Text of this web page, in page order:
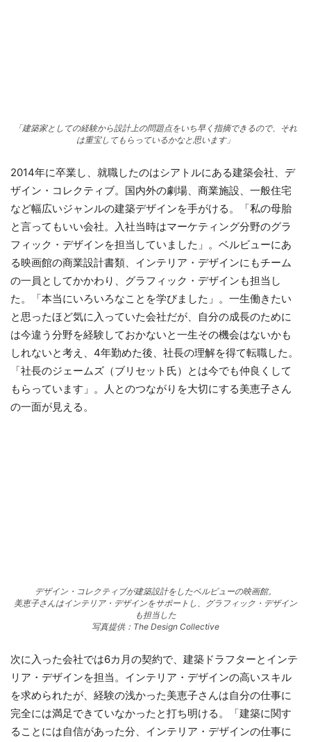
「建築家としての経験から設計上の問題点をいち早く指摘できるので、それ
は重宝してもらっているかなと思います」
2014年に卒業し、就職したのはシアトルにある建築会社、デ
ザイン・コレクティブ。国内外の劇場、商業施設、一般住宅
など幅広いジャンルの建築デザインを手がける。「私の母胎
と言ってもいい会社。入社当時はマーケティング分野のグラ
フィック・デザインを担当していました」。ベルビューにあ
る映画館の商業設計書類、インテリア・デザインにもチーム
の一員としてかかわり、グラフィック・デザインも担当し
た。「本当にいろいろなことを学びました」。一生働きたい
と思ったほど気に入っていた会社だが、自分の成長のために
は今違う分野を経験しておかないと一生その機会はないかも
しれないと考え、4年勤めた後、社長の理解を得て転職した。
「社長のジェームズ（ブリセット氏）とは今でも仲良くして
もらっています」。人とのつながりを大切にする美恵子さん
の一面が見える。
デザイン・コレクティブが建築設計をしたベルビューの映画館。
美恵子さんはインテリア・デザインをサポートし、グラフィック・デザイン
も担当した
写真提供：The Design Collective
次に入った会社では6カ月の契約で、建築ドラフターとインテ
リア・デザインを担当。インテリア・デザインの高いスキル
を求められたが、経験の浅かった美恵子さんは自分の仕事に
完全には満足できていなかったと打ち明ける。「建築に関す
ることには自信があった分、インテリア・デザインの仕事に